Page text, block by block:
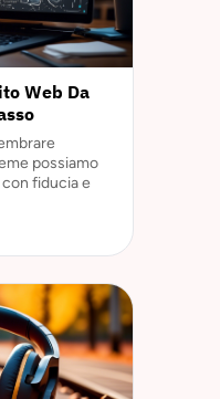
Web Da
possiamo
fiducia e